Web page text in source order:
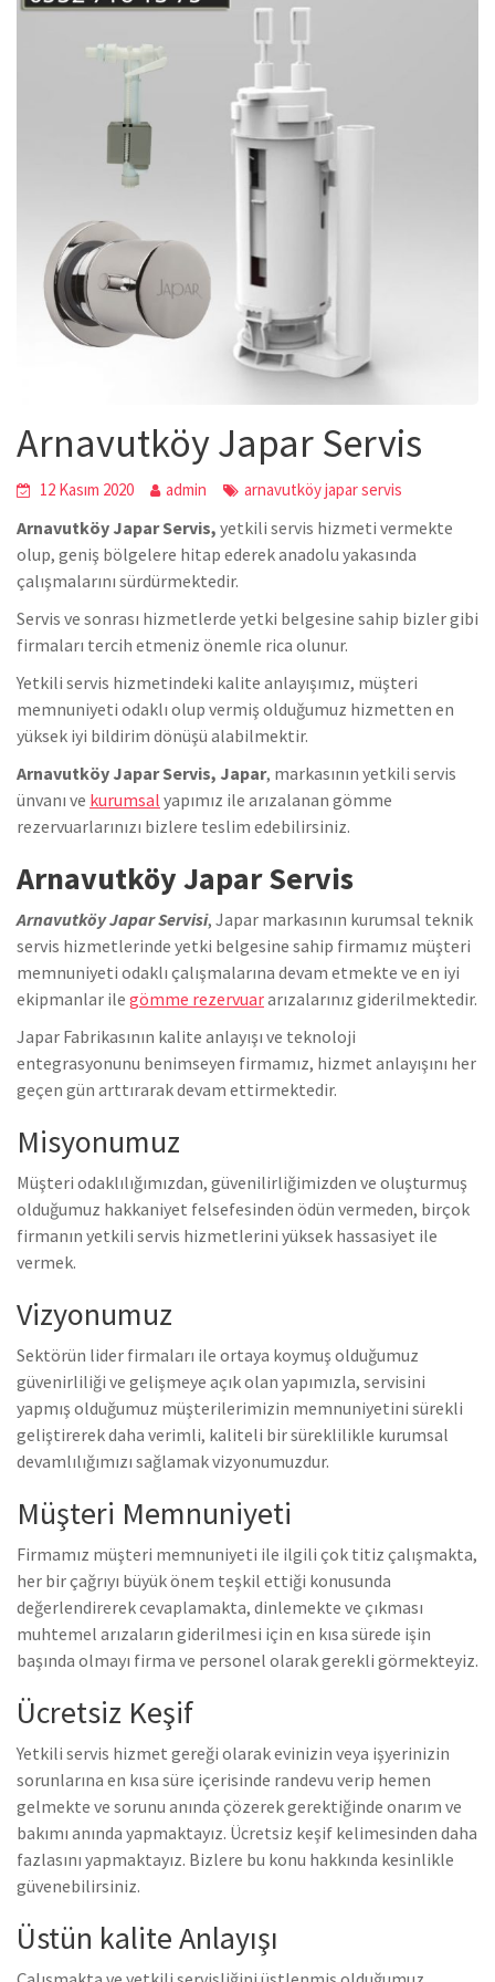
Arnavutköy Japar Servis
12 Kasım 2020 admin arnavutköy japar servis
Arnavutköy Japar Servis, yetkili servis hizmeti vermekte
olup, geniş bölgelere hitap ederek anadolu yakasında
çalışmalarını sürdürmektedir.
Servis ve sonrası hizmetlerde yetki belgesine sahip bizler gibi
firmaları tercih etmeniz önemle rica olunur.
Yetkili servis hizmetindeki kalite anlayışımız, müşteri
memnuniyeti odaklı olup vermiş olduğumuz hizmetten en
yüksek iyi bildirim dönüşü alabilmektir.
Arnavutköy Japar Servis, Japar, markasının yetkili servis
ünvanı ve kurumsal yapımız ile arızalanan gömme
rezervuarlarınızı bizlere teslim edebilirsiniz.
Arnavutköy Japar Servis
Arnavutköy Japar Servisi, Japar markasının kurumsal teknik
servis hizmetlerinde yetki belgesine sahip firmamız müşteri
memnuniyeti odaklı çalışmalarına devam etmekte ve en iyi
ekipmanlar ile gömme rezervuararızalarınız giderilmektedir.
Japar Fabrikasının kalite anlayışı ve teknoloji
entegrasyonunu benimseyen firmamız, hizmet anlayışını her
geçen gün arttırarak devam ettirmektedir.
Misyonumuz
Müşteri odaklılığımızdan, güvenilirliğimizden ve oluşturmuş
olduğumuz hakkaniyet felsefesinden ödün vermeden, birçok
firmanın yetkili servis hizmetlerini yüksek hassasiyet ile
vermek.
Vizyonumuz
Sektörün lider firmaları ile ortaya koymuş olduğumuz
güvenirliliği ve gelişmeye açık olan yapımızla, servisini
yapmış olduğumuz müşterilerimizin memnuniyetini sürekli
geliştirerek daha verimli, kaliteli bir süreklilikle kurumsal
devamlılığımızı sağlamak vizyonumuzdur.
Müşteri Memnuniyeti
Firmamız müşteri memnuniyeti ile ilgili çok titiz çalışmakta,
her bir çağrıyı büyük önem teşkil ettiği konusunda
değerlendirerek cevaplamakta, dinlemekte ve çıkması
muhtemel arızaların giderilmesi için en kısa sürede işin
başında olmayı firma ve personel olarak gerekli görmekteyiz.
Ücretsiz Keşif
Yetkili servis hizmet gereği olarak evinizin veya işyerinizin
sorunlarına en kısa süre içerisinde randevu verip hemen
gelmekte ve sorunu anında çözerek gerektiğinde onarım ve
bakımı anında yapmaktayız. Ücretsiz keşif kelimesinden daha
fazlasını yapmaktayız. Bizlere bu konu hakkında kesinlikle
güvenebilirsiniz.
Üstün kalite Anlayışı